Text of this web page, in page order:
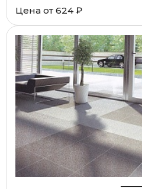
Цена от 624 ₽